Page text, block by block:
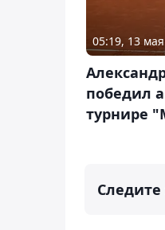
05:19, 13
победил
турнире
Следите